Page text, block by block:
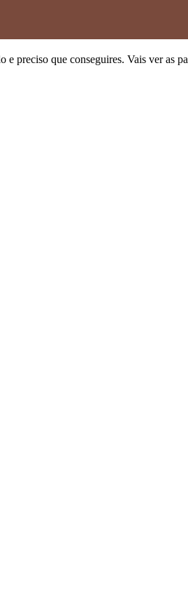
e preciso que conseguires. Vais ver as